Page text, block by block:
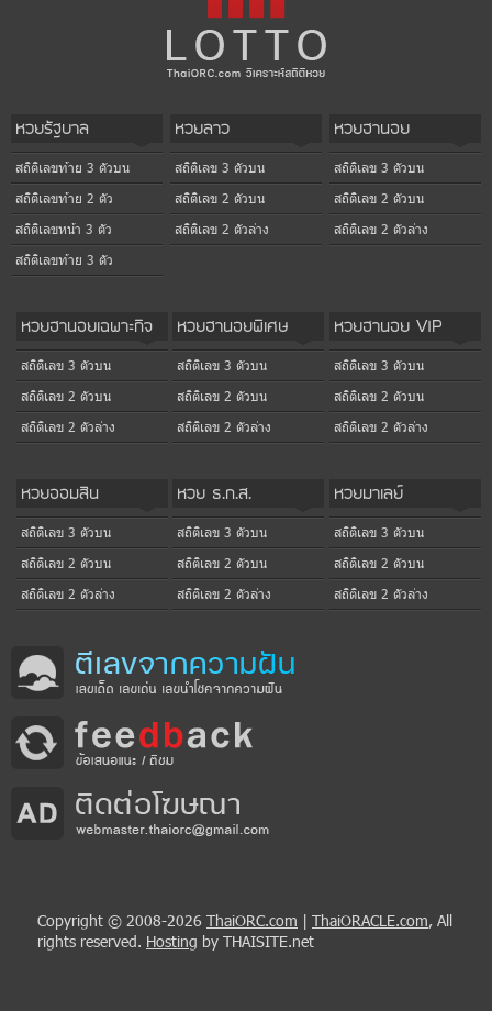
หวยรัฐบาล
สถิติเลขท้าย 3 ตัวบน
สถิติเลขท้าย 2 ตัว
สถิติเลขหน้า 3 ตัว
สถิติเลขท้าย 3 ตัว
หวยลาว
สถิติเลข 3 ตัวบน
สถิติเลข 2 ตัวบน
สถิติเลข 2 ตัวล่าง
หวยฮานอย
สถิติเลข 3 ตัวบน
สถิติเลข 2 ตัวบน
สถิติเลข 2 ตัวล่าง
หวยฮานอยเฉพาะกิจ
สถิติเลข 3 ตัวบน
สถิติเลข 2 ตัวบน
สถิติเลข 2 ตัวล่าง
หวยฮานอยพิเศษ
สถิติเลข 3 ตัวบน
สถิติเลข 2 ตัวบน
สถิติเลข 2 ตัวล่าง
หวยฮานอย VIP
สถิติเลข 3 ตัวบน
สถิติเลข 2 ตัวบน
สถิติเลข 2 ตัวล่าง
หวยออมสิน
สถิติเลข 3 ตัวบน
สถิติเลข 2 ตัวบน
สถิติเลข 2 ตัวล่าง
หวย ธ.ก.ส.
สถิติเลข 3 ตัวบน
สถิติเลข 2 ตัวบน
สถิติเลข 2 ตัวล่าง
หวยมาเลย์
สถิติเลข 3 ตัวบน
สถิติเลข 2 ตัวบน
สถิติเลข 2 ตัวล่าง
Copyright © 2008-2026 ThaiORC.com | ThaiORACLE.com, All
rights reserved. Hosting by THAISITE.net